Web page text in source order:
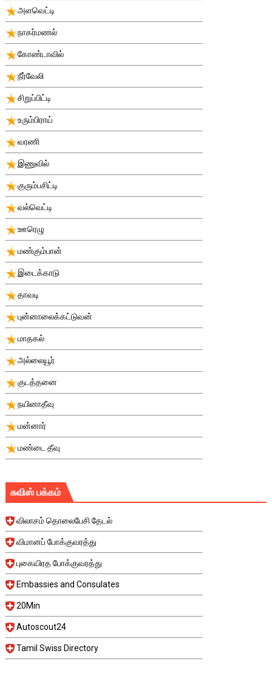
அளவெட்டி
நாகர்மணல்
கோண்டாவில்
நீர்வேலி
சிறுப்பிட்டி
உரும்பிராய்
வரணி
இணுவில்
குரும்பசிட்டி
வல்வெட்டி
ஊரெழு
மண்கும்பான்
இடைக்காடு
தாவடி
புன்னாலைக்கட்டுவன்
மாதகல்
அல்லையூர்
குடத்தனை
நயினாதீவு
மன்னார்
மண்டை தீவு
சுவிஸ் பக்கம்
விலாசம் தொலைபேசி தேடல்
விமானப் போக்குவரத்து
புகையிரத போக்குவரத்து
Embassies and Consulates
20Min
Autoscout24
Tamil Swiss Directory